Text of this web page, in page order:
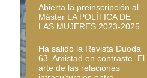
Abierta la preinscripción al
Máster LA POLÍTICA DE
LAS MUJERES 2023-2025
Ha salido la Revista Duoda
63. Amistad en contraste. El
arte de las relaciones